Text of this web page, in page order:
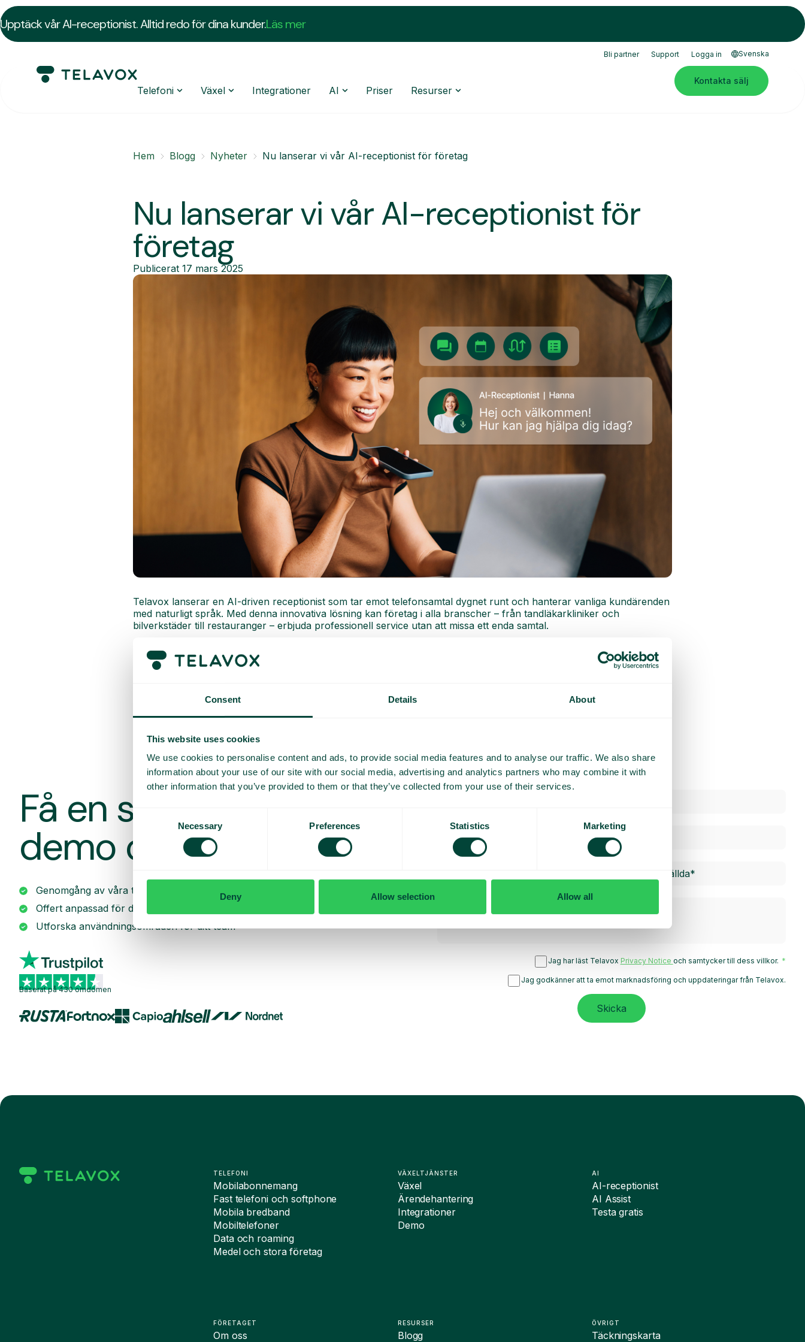
Consent Details About
This website uses cookies
We use cookies to personalise content and ads, to provide social media features and to analyse our traffic. We also share
information about your use of our site with our social media, advertising and analytics partners who may combine it with
other information that you’ve provided to them or that they’ve collected from your use of their services.
Consent
Necessary Preferences Statistics Marketing
Deny Allow selection Allow all
Upptäck vår AI-receptionist. Alltid redo för dina kunder.Läs mer
Bli partner Support Logga in Svenska
Telefoni Växel Integrationer AI Priser Resurser
Kontakta sälj
Hem Blogg Nyheter Nu lanserar vi vår AI-receptionist för företag
Nu lanserar vi vår AI-receptionist för
företag
Publicerat 17 mars 2025
Telavox lanserar en AI-driven receptionist som tar emot telefonsamtal dygnet runt och hanterar vanliga kundärenden
med naturligt språk. Med denna innovativa lösning kan företag i alla branscher – från tandläkarkliniker och
bilverkstäder till restauranger – erbjuda professionell service utan att missa ett enda samtal.
Läs mer här
Få en skräddarsydd
demo och offert
Genomgång av våra tjänster
Offert anpassad för ditt företag
Utforska användningsområden för ditt team
Baserat på 430 omdömen
Jag har läst Telavox Privacy Notice och samtycker till dess villkor.
Jag godkänner att ta emot marknadsföring och uppdateringar från Telavox.
Skicka
TELEFONI
Mobilabonnemang
Fast telefoni och softphone
Mobila bredband
Mobiltelefoner
Data och roaming
Medel och stora företag
FÖRETAGET
Om oss
VÄXELTJÄNSTER
Växel
Ärendehantering
Integrationer
Demo
RESURSER
Blogg
AI
AI-receptionist
AI Assist
Testa gratis
ÖVRIGT
Täckningskarta